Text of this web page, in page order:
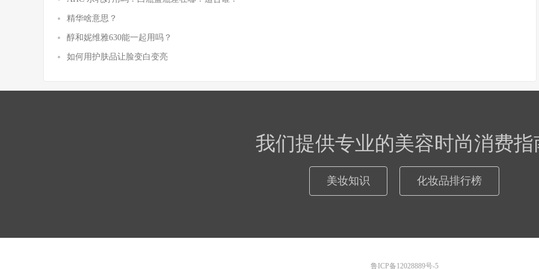
精华啥意思？
醇和妮维雅630能一起用吗？
如何用护肤品让脸变白变亮
我们提供专业的美容时尚消费指
美妆知识 化妆品排行榜
鲁ICP备12028889号-5